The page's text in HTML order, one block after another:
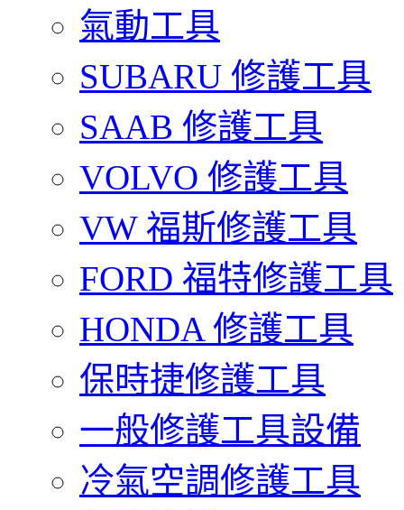
氣動工具
SUBARU 修護工具
SAAB 修護工具
VOLVO 修護工具
VW 福斯修護工具
FORD 福特修護工具
HONDA 修護工具
保時捷修護工具
一般修護工具設備
冷氣空調修護工具